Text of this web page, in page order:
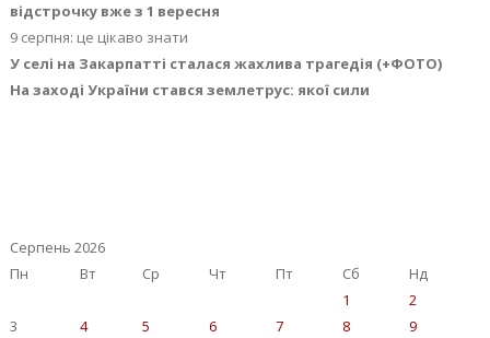
відстрочку вже з 1 вересня
9 серпня: це цікаво знати
У селі на Закарпатті сталася жахлива трагедія (+ФОТО)
На заході України стався землетрус: якої сили
Серпень 2026
Пн
Вт Ср Чт Пт Сб
Нд
1
2
3
4 5 6 7 8
9